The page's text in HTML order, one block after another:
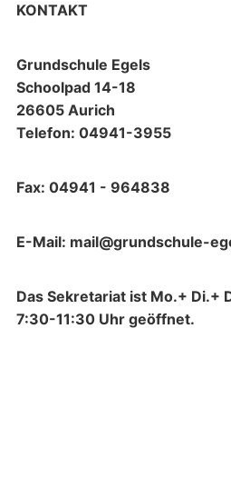
KONTAKT
Grundschule Egels
Schoolpad 14-18
26605 Aurich
Telefon: 04941-3955
Fax: 04941 - 964838
E-Mail: mail@grundschule-
Das Sekretariat ist Mo.+ Di.+
7:30-11:30 Uhr geöffnet.